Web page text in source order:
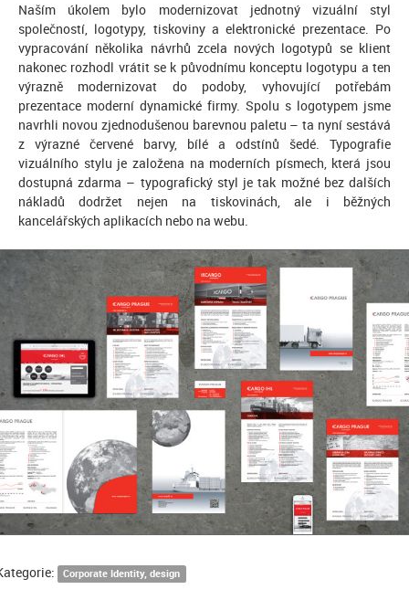
Naším úkolem bylo modernizovat jednotný vizuální styl
společností, logotypy, tiskoviny a elektronické prezentace. Po
vypracování několika návrhů zcela nových logotypů se klient
nakonec rozhodl vrátit se k původnímu konceptu logotypu a ten
výrazně modernizovat do podoby, vyhovující potřebám
prezentace moderní dynamické firmy. Spolu s logotypem jsme
navrhli novou zjednodušenou barevnou paletu – ta nyní sestává
z výrazné červené barvy, bílé a odstínů šedé. Typografie
vizuálního stylu je založena na moderních písmech, která jsou
dostupná zdarma – typografický styl je tak možné bez dalších
nákladů dodržet nejen na tiskovinách, ale i běžných
kancelářských aplikacích nebo na webu.
Corporate Identity, design